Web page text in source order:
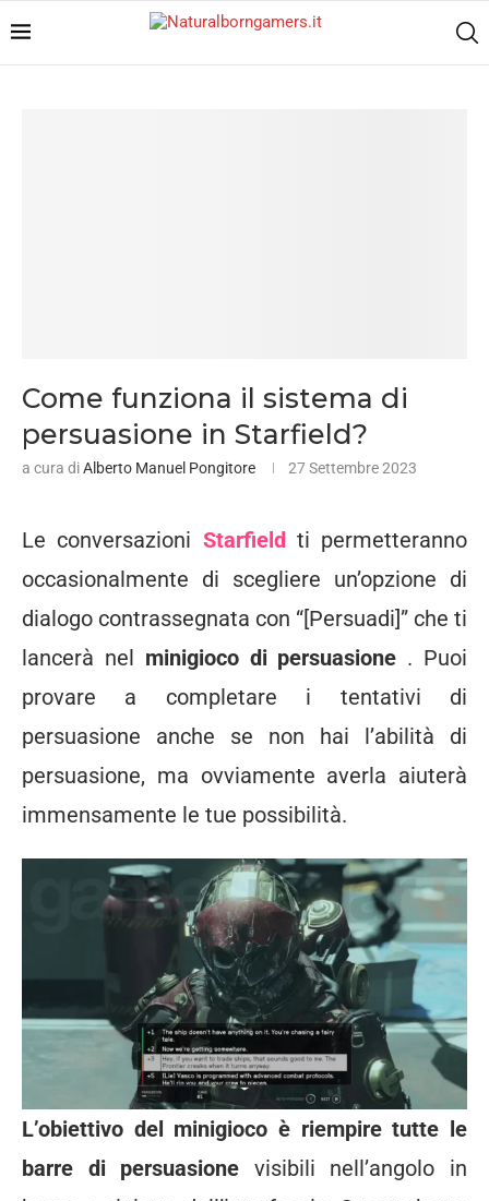
Come funziona il sistema di
persuasione in Starfield?
a cura diAlberto Manuel Pongitore 27 Settembre 2023
Le conversazioni Starfield ti permetteranno
occasionalmente di scegliere un’opzione di
dialogo contrassegnata con “[Persuadi]” che ti
lancerà nel minigioco di persuasione . Puoi
provare a completare i tentativi di
persuasione anche se non hai l’abilità di
persuasione, ma ovviamente averla aiuterà
immensamente le tue possibilità.
L’obiettivo del minigioco è riempire tutte le
barre di persuasione visibili nell’angolo in